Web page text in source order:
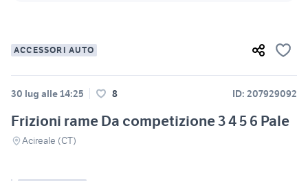
ACCESSORI AUTO
30 lug alle 14:25 8 ID: 207929092
Frizioni rame Da competizione 3 4 5 6 Pale
Acireale (CT)